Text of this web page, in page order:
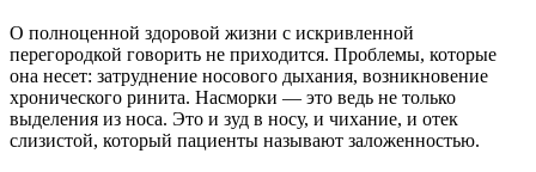
О полноценной здоровой жизни с искривленной
перегородкой говорить не приходится. Проблемы, которые
она несет: затруднение носового дыхания, возникновение
хронического ринита. Насморки — это ведь не только
выделения из носа. Это и зуд в носу, и чихание, и отек
слизистой, который пациенты называют заложенностью.